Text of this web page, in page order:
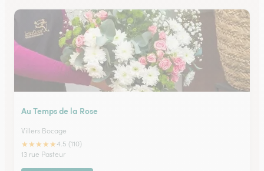
Au Temps de la Rose
Villers Bocage
★★★★★4.5 (110)
13 rue Pasteur